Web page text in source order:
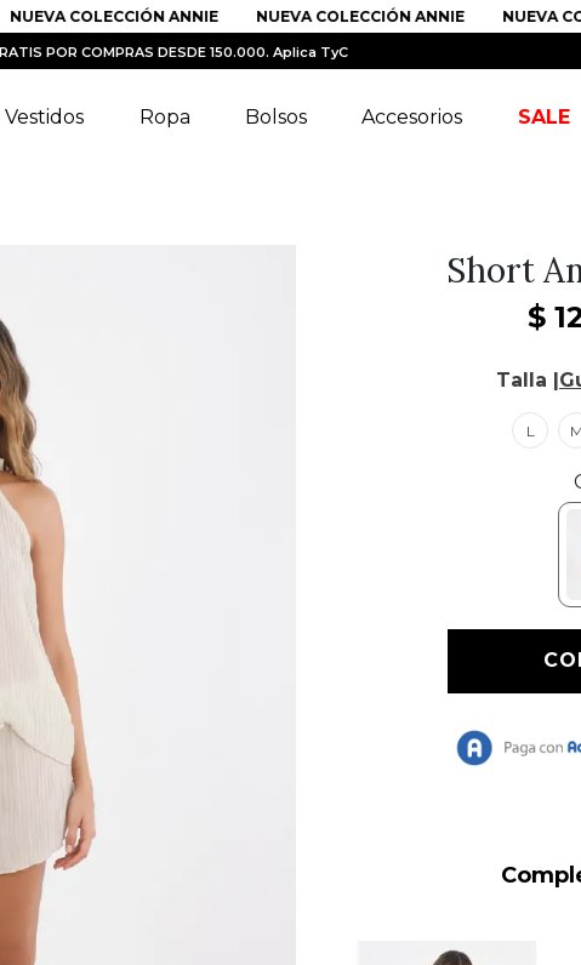
NUEVA COLECCIÓN ANNIE NUEVA COLECCIÓN ANNIE NUEVA
POR COMPRAS DESDE 150.000. Aplica TyC
Vestidos Ropa Bolsos Accesorios SALE
Short
$
Talla |
L M